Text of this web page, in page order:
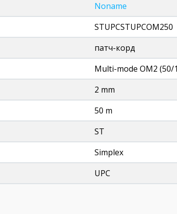
Noname
STUPCSTUPCOM250
патч-корд
Multi-mode OM2 (50/
2 mm
50 m
ST
Simplex
UPC